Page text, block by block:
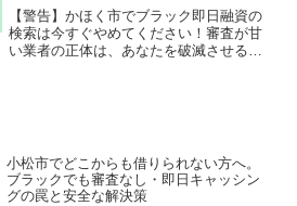
決策
【警告】かほく市でブラック即日融資の
検索は今すぐやめてください！審査が甘
い業者の正体は、あなたを破滅させる闇
小松市でどこからも借りられない方へ。
ブラックでも審査なし・即日キャッシン
グの罠と安全な解決策